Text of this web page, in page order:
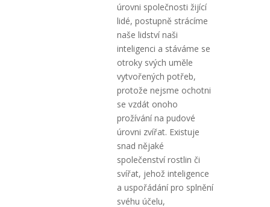
úrovni společnosti žijící
lidé, postupně strácíme
naše lidství naši
inteligenci a stáváme se
otroky svých uměle
vytvořených potřeb,
protože nejsme ochotni
se vzdát onoho
prožívání na pudové
úrovni zvířat. Existuje
snad nějaké
společenství rostlin či
svířat, jehož inteligence
a uspořádání pro splnění
svéhu účelu,